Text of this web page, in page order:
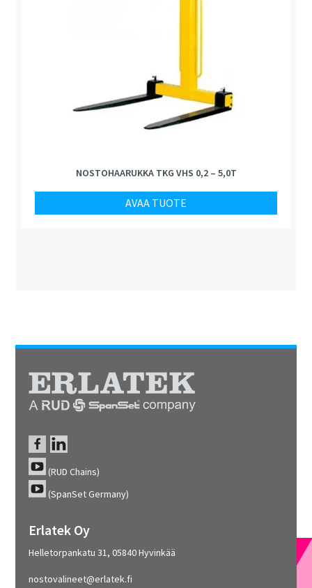
NOSTOHAARUKKA TKG VHS 0,2 – 5,0T
AVAA TUOTE
(RUD Chains)
(SpanSet Germany)
Erlatek Oy
Helletorpankatu 31, 05840 Hyvinkää
nostovalineet@erlatek.fi